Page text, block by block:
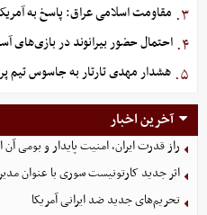
۳. مقاومت اسلامی عراق: پاسخ به
۴. احتمال حضور بیرانوند در بازی‌های
۵. هشدار مهدی تارتار به جاسوس تیم
آخرین اخبار
راز قدرت ایران، امنیت پایدار و بومی
اثر جدید کارتونیست سوری با عنوان
تحریم‌های جدید ضد ایرانی آمریکا